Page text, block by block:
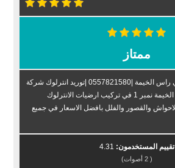
ممتاز
شركة تركيب انترلوك في راس الخيمة |0557821580 |توريد انترلوك شركة
تركيب انترلوك في راس الخيمة نمبر 1 في تركيب ارضيات الانترلوك
والقصور والفلل بافضل الاسعار في جميع
تقييم المستخدمون: 4.31
(
2 أصوات)